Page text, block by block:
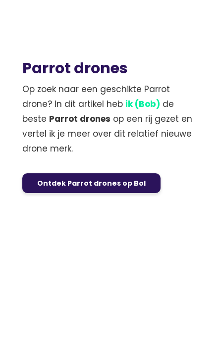
Parrot drones
Op zoek naar een geschikte Parrot
drone? In dit artikel heb ik (Bob) de
beste Parrot drones op een rij gezet en
vertel ik je meer over dit relatief nieuwe
drone merk.
Ontdek Parrot drones op Bol